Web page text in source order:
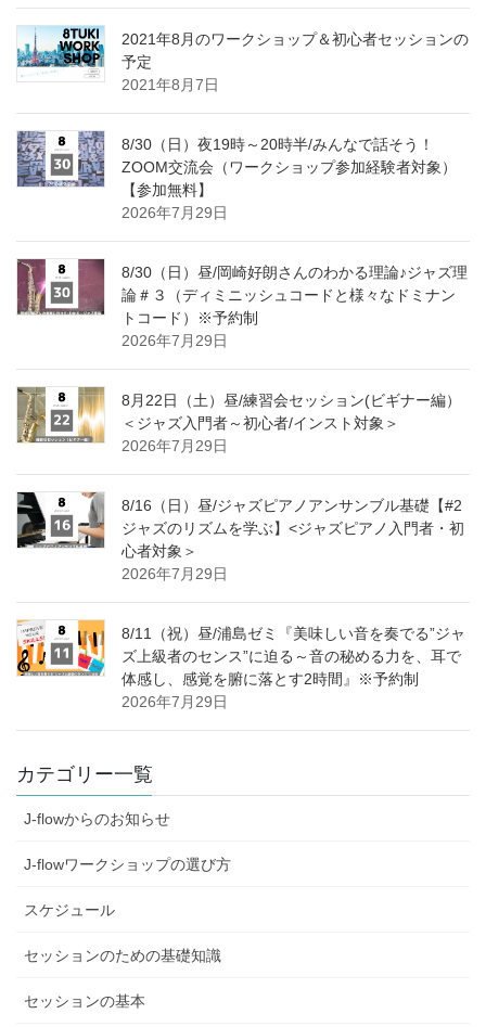
2021年8月のワークショップ＆初心者セッションの
予定
2021年8月7日
8/30（日）夜19時～20時半/みんなで話そう！
ZOOM交流会（ワークショップ参加経験者対象）
【参加無料】
2026年7月29日
8/30（日）昼/岡崎好朗さんのわかる理論♪ジャズ理
論＃３（ディミニッシュコードと様々なドミナン
トコード）※予約制
2026年7月29日
8月22日（土）昼/練習会セッション(ビギナー編）
＜ジャズ入門者～初心者/インスト対象＞
2026年7月29日
8/16（日）昼/ジャズピアノアンサンブル基礎【#2
ジャズのリズムを学ぶ】<ジャズピアノ入門者・初
心者対象＞
2026年7月29日
8/11（祝）昼/浦島ゼミ『美味しい音を奏でる”ジャ
ズ上級者のセンス”に迫る～音の秘める力を、耳で
体感し、感覚を腑に落とす2時間』※予約制
2026年7月29日
カテゴリー一覧
J-flowからのお知らせ
J-flowワークショップの選び方
スケジュール
セッションのための基礎知識
セッションの基本